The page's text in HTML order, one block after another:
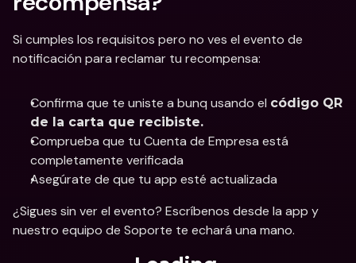
Si cumples los requisitos pero no ves el evento de
notificación para reclamar tu recompensa:
Confirma que te uniste a bunq usando el código QR
de la carta que recibiste.
Comprueba que tu Cuenta de Empresa está
completamente verificada
Asegúrate de que tu app esté actualizada
¿Sigues sin ver el evento? Escríbenos desde la app y
nuestro equipo de Soporte te echará una mano.